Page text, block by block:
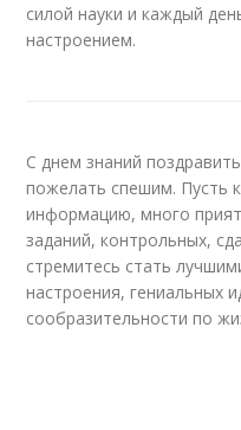
силой науки и каждый
настроением.
С днем знаний
пожелать спешим. Пусть
информацию, много
заданий, контрольных,
стремитесь стать
настроения, гениальных
сообразительности по